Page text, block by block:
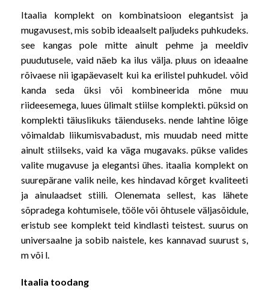
Itaalia komplekt on kombinatsioon elegantsist ja
mugavusest, mis sobib ideaalselt paljudeks puhkudeks.
see kangas pole mitte ainult pehme ja meeldiv
puudutusele, vaid näeb ka ilus välja. pluus on ideaalne
rõivaese nii igapäevaselt kui ka erilistel puhkudel. võid
kanda seda üksi või kombineerida mõne muu
riideesemega, luues ülimalt stiilse komplekti. püksid on
komplekti täiuslikuks täienduseks. nende lahtine lõige
võimaldab liikumisvabadust, mis muudab need mitte
ainult stiilseks, vaid ka väga mugavaks. pükse valides
valite mugavuse ja elegantsi ühes. itaalia komplekt on
suurepärane valik neile, kes hindavad kõrget kvaliteeti
ja ainulaadset stiili. Olenemata sellest, kas lähete
sõpradega kohtumisele, tööle või õhtusele väljasõidule,
eristub see komplekt teid kindlasti teistest. suurus on
universaalne ja sobib naistele, kes kannavad suurust s,
m või l.
Itaalia toodang